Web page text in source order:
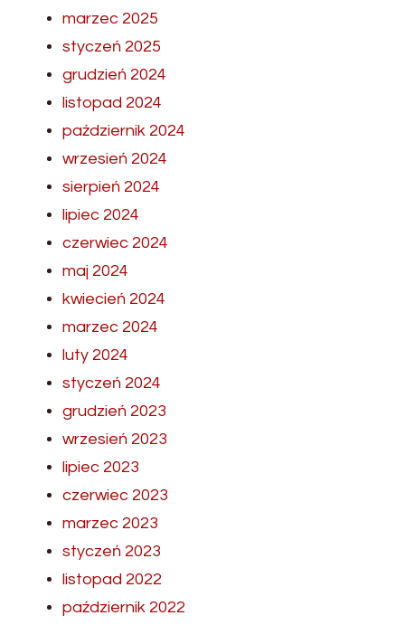
marzec 2025
styczeń 2025
grudzień 2024
listopad 2024
październik 2024
wrzesień 2024
sierpień 2024
lipiec 2024
czerwiec 2024
maj 2024
kwiecień 2024
marzec 2024
luty 2024
styczeń 2024
grudzień 2023
wrzesień 2023
lipiec 2023
czerwiec 2023
marzec 2023
styczeń 2023
listopad 2022
październik 2022